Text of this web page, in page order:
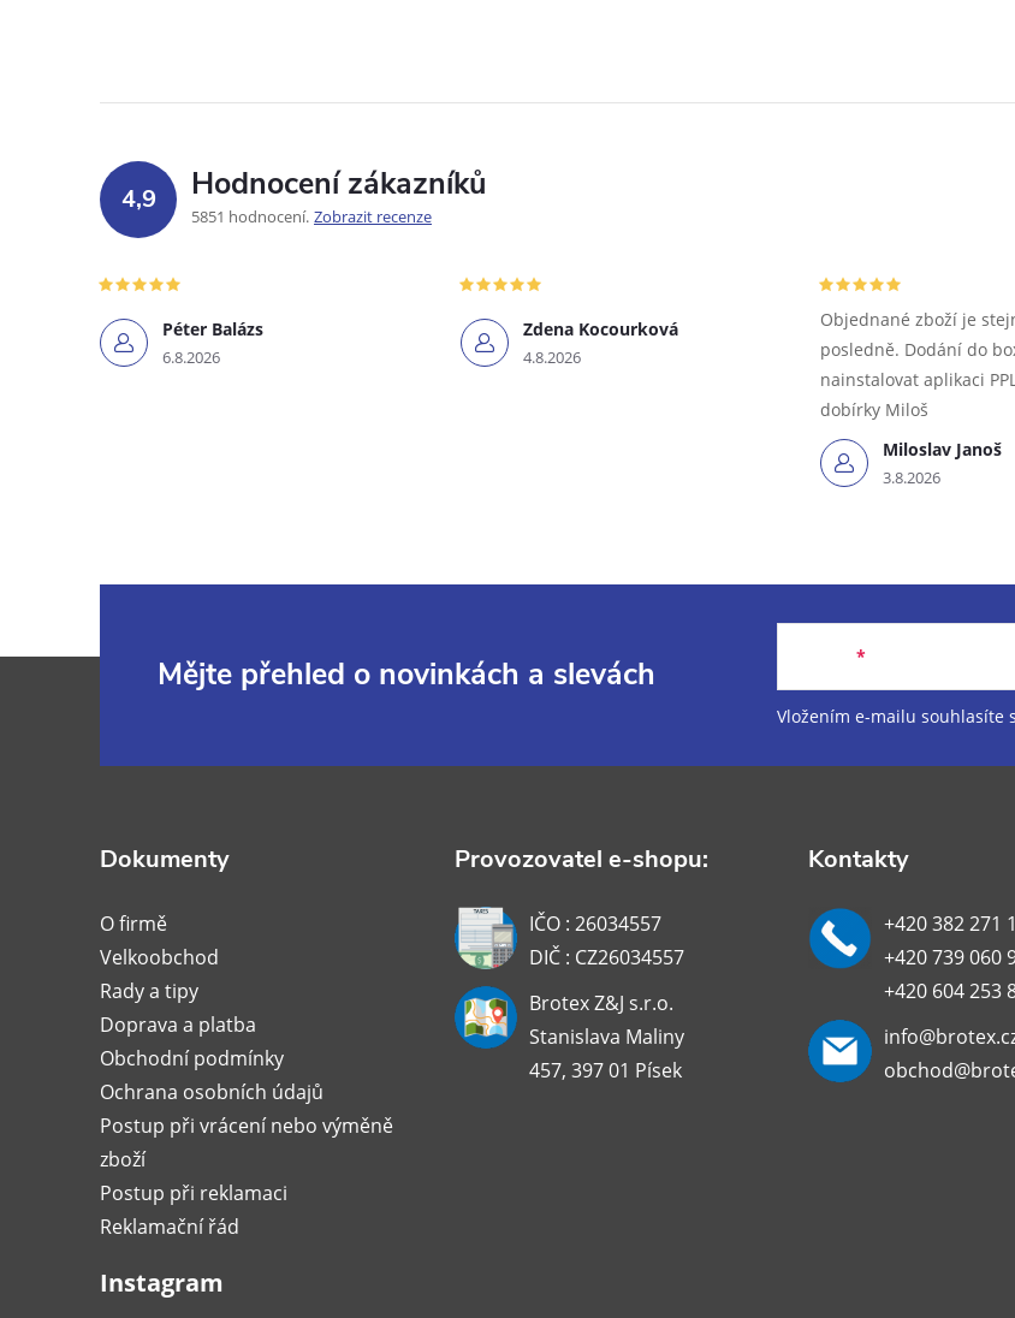
4,9 Hodnocení zákazníků
5851 hodnocení Zobrazit recenze
Péter Balázs
6.8.2026
Zdena Kocourková
4.8.2026
Miloslav Janoš
3.8.2026
Objednané zboží je
posledně. Dodání do
nainstalovat aplikaci
dobírky Miloš
Mějte přehled o novinkách a slevách
Vložením e-mailu souhlasíte s
Dokumenty
O firmě
Velkoobchod
Rady a tipy
Doprava a platba
Obchodní podmínky
Ochrana osobních údajů
Postup při vrácení nebo výměně
zboží
Postup při reklamaci
Reklamační řád
Provozovatel e-shopu:
IČO : 26034557
DIČ : CZ26034557
Brotex Z&J s.r.o.
Stanislava Maliny
457, 397 01 Písek
Kontakty
+420 382 271
+420 739 060
+420 604 253
Instagram